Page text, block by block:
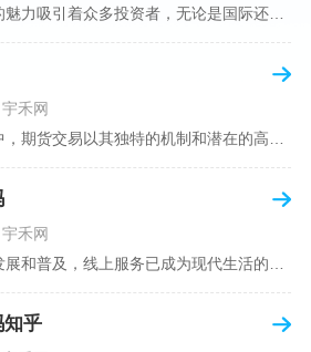
期货市场一直以其独特的魅力吸引着众多投资者，无论是国际还是国内场景下，其波澜壮阔的市场行情都给予了投资者无限遐想。今天，我们将深入探讨一个特别的问题——"国内期货可以做空吗"？这个问题不仅关乎投资者的策略布局，更涉及到期货市场机制的基本理解。在深入探讨之前，我们首先需要明确几个期货市场的基础概念。期货，是指在标准化合约基础上，双方承诺在未来某一特定时间以约定价格买卖一定数量的商品或金融产品的合约。它允訸投资者通过买入（做多）或卖出（做空）合约来预测未来价格的变动。我们来揭开国
禾网
在投资市场的众多选择中，期货交易以其独特的机制和潜在的高收益吸引了不少投资者。但对于初学者而言，步入期货市场的第一步—开设期货账户，往往伴随着众多疑惑，其中一个常见问题就是：“开期货账户需要收费吗？”本文将从各个角度为您详细解读开设期货账户的相关费用，助您清晰理解期货账户的开设流程及其成本。在开始探讨相关费用前，我们首先简要了解一下期货账户的开设流程。通常情况下，开设期货账户需要您选择一家具有良好信誉的期货公司或经纪公司，填写账户开设申请表格，并提交身份证明与初步的资金证明等
禾网
知乎